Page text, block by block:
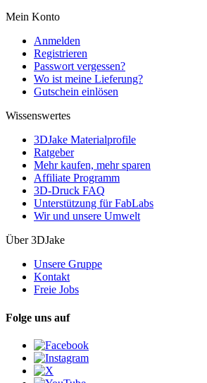
Mein Konto
Anmelden
Registrieren
Passwort vergessen?
Wo ist meine Lieferung?
Gutschein einlösen
Wissenswertes
3DJake Materialprofile
Ratgeber
Mehr kaufen, mehr sparen
Affiliate Programm
3D-Druck FAQ
Unterstützung für FabLabs
Wir und unsere Umwelt
Über 3DJake
Unsere Gruppe
Kontakt
Freie Jobs
Folge uns auf